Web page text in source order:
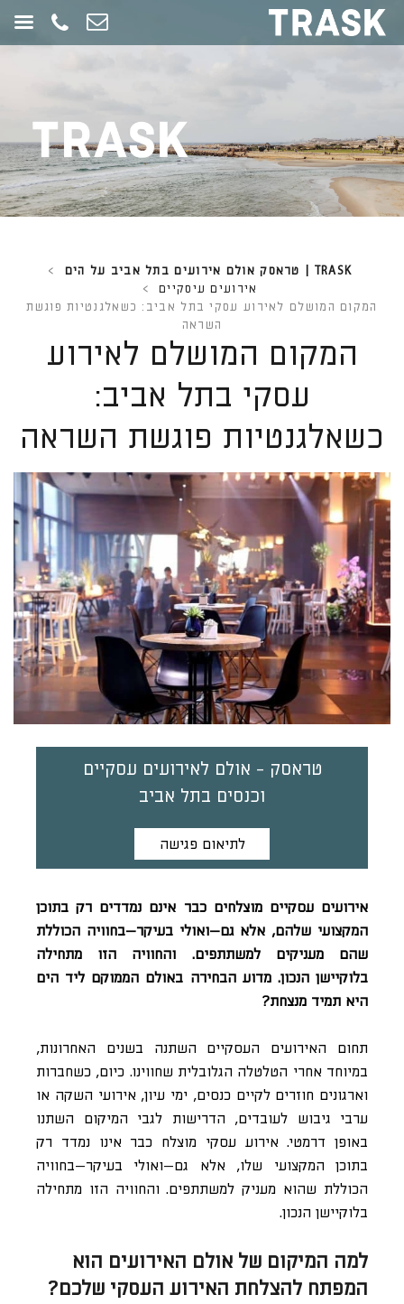
תחילתו
כדי
לעבור
לאזור
תוכן
TRASK | טראסק אולם אירועים בתל אביב על הים
>
אירועים עיסקיים
>
המקום המושלם לאירוע עסקי בתל אביב: כשאלגנטיות פוגשת
השראה
המקום המושלם לאירוע
עסקי בתל אביב:
כשאלגנטיות פוגשת השראה
טראסק - אולם לאירועים עסקיים
וכנסים בתל אביב
לתיאום פגישה
אירועים עסקיים מוצלחים כבר אינם נמדדים רק בתוכן
המקצועי שלהם, אלא גם—ואולי בעיקר—בחוויה הכוללת
שהם מעניקים למשתתפים. והחוויה הזו מתחילה
בלוקיישן הנכון. מדוע הבחירה באולם הממוקם ליד הים
היא תמיד מנצחת?
תחום האירועים העסקיים השתנה בשנים האחרונות,
במיוחד אחרי הטלטלה הגלובלית שחווינו. כיום, כשחברות
וארגונים חוזרים לקיים כנסים, ימי עיון, אירועי השקה או
ערבי גיבוש לעובדים, הדרישות לגבי המיקום השתנו
באופן דרמטי. אירוע עסקי מוצלח כבר אינו נמדד רק
בתוכן המקצועי שלו, אלא גם—ואולי בעיקר—בחוויה
הכוללת שהוא מעניק למשתתפים. והחוויה הזו מתחילה
בלוקיישן הנכון.
למה המיקום של אולם האירועים הוא
המפתח להצלחת האירוע העסקי שלכם?